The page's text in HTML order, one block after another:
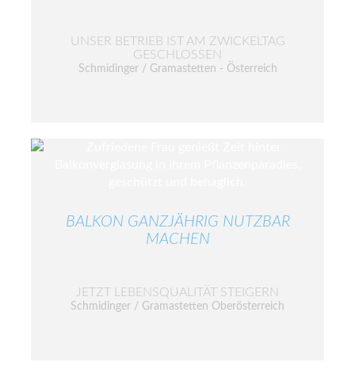
UNSER BETRIEB IST AM ZWICKELTAG
GESCHLOSSEN
Schmidinger / Gramastetten - Österreich
BALKON GANZJÄHRIG NUTZBAR
MACHEN
JETZT LEBENSQUALITÄT STEIGERN
Schmidinger / Gramastetten Oberösterreich